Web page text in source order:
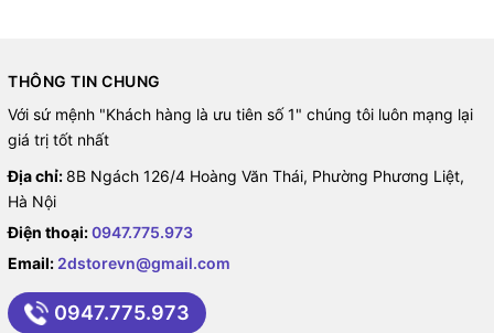
THÔNG TIN CHUNG
Với sứ mệnh "Khách hàng là ưu tiên số 1" chúng tôi luôn mạng lại
giá trị tốt nhất
Địa chỉ: 8B Ngách 126/4 Hoàng Văn Thái, Phường Phương Liệt,
Hà Nội
Điện thoại:0947.775.973
Email: 2dstorevn@gmail.com
0947.775.973